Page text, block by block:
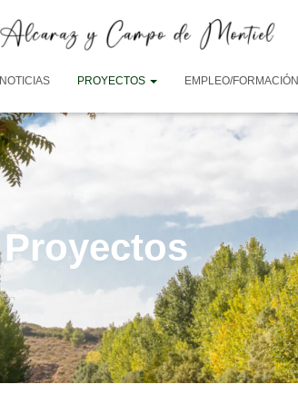
NOTICIAS PROYECTOS EMPLEO/FORMACIÓN
Proyectos